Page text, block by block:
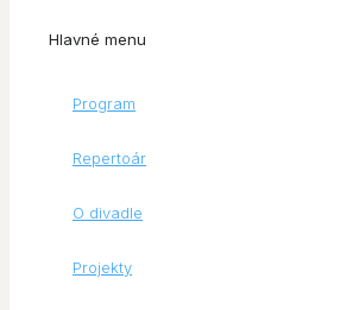
Hlavné menu
Program
Repertoár
O divadle
Projekty